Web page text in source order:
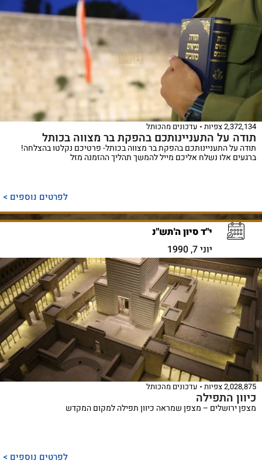
2,372,134 צפיות עדכונים מהכותל
תודה על התעניינותכם בהפקת בר מצווה בכותל
תודה על התעניינותכם בהפקת בר מצווה בכותל- פרטיכם נקלטו בהצלחה!
ברגעים אלו נשלח אליכם מייל להמשך תהליך ההזמנה מזל
לפרטים נוספים >
י"ד סיון ה'תש"נ
יוני 7, 1990
2,028,875 צפיות עדכונים מהכותל
כיוון התפילה
מצפן ירושלים – מצפן שמראה כיוון תפילה למקום המקדש
לפרטים נוספים >